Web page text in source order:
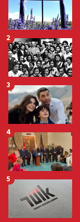
2
3
4
5